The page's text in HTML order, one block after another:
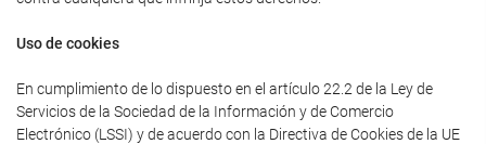
Uso de cookies
En cumplimiento de lo dispuesto en el artículo 22.2 de la Ley de
Servicios de la Sociedad de la Información y de Comercio
Electrónico (LSSI) y de acuerdo con la Directiva de Cookies de la UE